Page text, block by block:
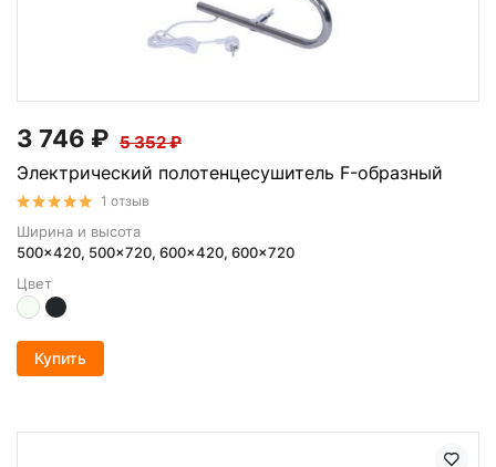
3 746 ₽ 5 352₽
Электрический полотенцесушитель F-образный
1 отзыв
Ширина и высота
500x420, 500x720, 600x420, 600x720
Цвет
Купить